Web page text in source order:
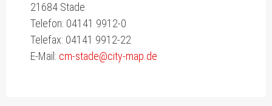
21684 Stade
Telefon: 04141 9912-0
Telefax: 04141 9912-22
E-Mail: cm-stade@city-map.de